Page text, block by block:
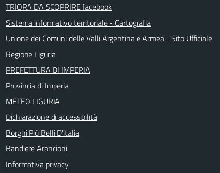
TRIORA DA SCOPRIRE facebook
Sistema informativo territoriale - Cartografia
Unione dei Comuni delle Valli Argentina e Armea - Sito Ufficiale
Regione Liguria
PREFETTURA DI IMPERIA
Provincia di Imperia
METEO LIGURIA
Dichiarazione di accessibilità
Borghi Più Belli D'italia
Bandiere Arancioni
Informativa privacy